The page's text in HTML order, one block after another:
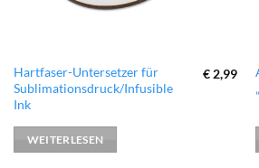
Hartfaser-Untersetzer für
Sublimationsdruck/Infusible
Ink
€ 2,99
WEITERLESEN